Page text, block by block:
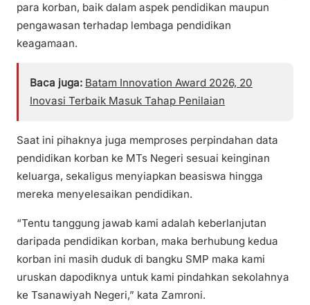
para korban, baik dalam aspek pendidikan maupun
pengawasan terhadap lembaga pendidikan
keagamaan.
Baca juga: Batam Innovation Award 2026, 20
Inovasi Terbaik Masuk Tahap Penilaian
Saat ini pihaknya juga memproses perpindahan data
pendidikan korban ke MTs Negeri sesuai keinginan
keluarga, sekaligus menyiapkan beasiswa hingga
mereka menyelesaikan pendidikan.
“Tentu tanggung jawab kami adalah keberlanjutan
daripada pendidikan korban, maka berhubung kedua
korban ini masih duduk di bangku SMP maka kami
uruskan dapodiknya untuk kami pindahkan sekolahnya
ke Tsanawiyah Negeri,” kata Zamroni.